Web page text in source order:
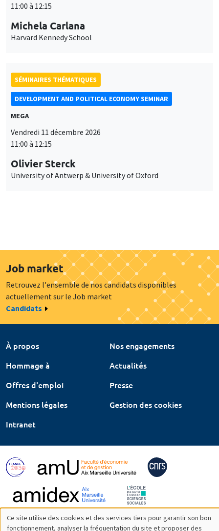
11:00 à 12:15
Michela Carlana
Harvard Kennedy School
SÉMINAIRES THÉMATIQUES
DEVELOPMENT AND POLITICAL ECONOMY SEMINAR
MEGA
Vendredi 11 décembre 2026
11:00 à 12:15
Olivier Sterck
University of Antwerp & University of Oxford
Job market
Retrouvez l'ensemble de nos candidats disponibles
actuellement sur le Job market
Candidats
À propos
Nos engagements
Hommage à
Actualités
Offres d'emploi
Presse
Mentions légales
Gestion des cookies
Intranet
Ce site utilise des cookies et des services tiers pour garantir son bon
fonctionnement, analyser la fréquentation du site et proposer des